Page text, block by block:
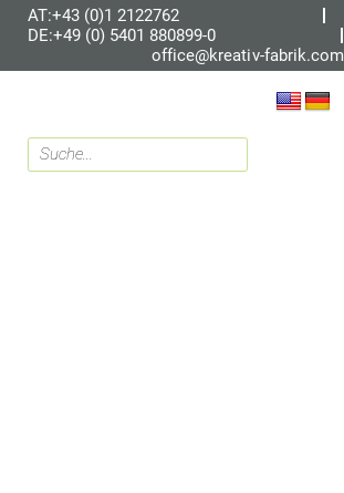
AT:+43 (0)1 2122762
DE:+49 (0) 5401 880899-0
office@kreativ-fabrik.com